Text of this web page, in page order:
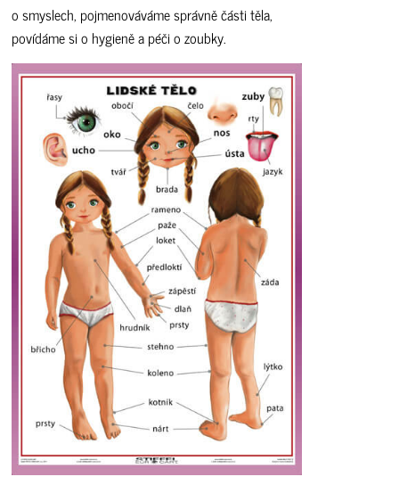
o smyslech, pojmenováváme správně části těla,
povídáme si o hygieně a péči o zoubky.